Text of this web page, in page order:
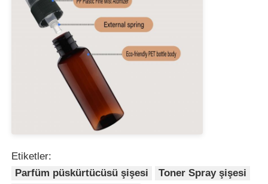
Kozmetik Damlalık Şişe
Kozmetik rulo şişesi
Kozmetik krem ​​kavanoz
Kozmetik damlatıcı
Etiketler:
Parfüm püskürtücüsü şişesi
Toner Spray şişesi